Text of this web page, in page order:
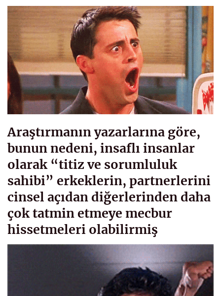
Araştırmanın yazarlarına göre,
bunun nedeni, insaflı insanlar
olarak “titiz ve sorumluluk
sahibi” erkeklerin, partnerlerini
cinsel açıdan diğerlerinden daha
çok tatmin etmeye mecbur
hissetmeleri olabilirmiş